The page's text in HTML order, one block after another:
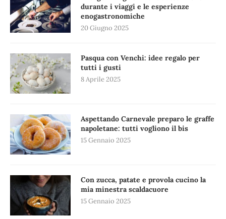
durante i viaggi e le esperienze
enogastronomiche
20 Giugno 2025
Pasqua con Venchi: idee regalo per
tutti i gusti
8 Aprile 2025
Aspettando Carnevale preparo le graffe
napoletane: tutti vogliono il bis
15 Gennaio 2025
Con zucca, patate e provola cucino la
mia minestra scaldacuore
15 Gennaio 2025